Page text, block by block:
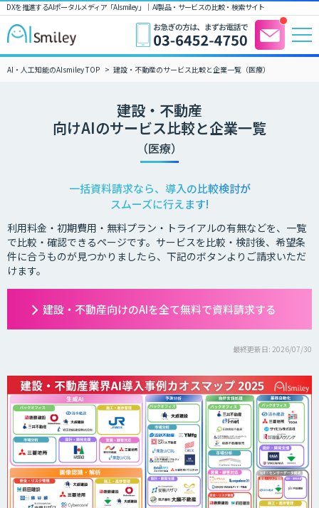
DXを推進するAIポータルメディア「AIsmiley」｜ AI製品・サービスの比較・検索サイト
AI・人工知能のAIsmiley TOP 建設・不動産のサービス比較と企業一覧（医療）
建設・不動産
向けAIのサービス比較と企業一覧
（医療）
一括資料請求なら、導入の比較検討が
スムーズに行えます!
利用料金・初期費用・無料プラン・トライアルの有無などを、一覧
で比較・確認できるページです。サービスを比較・検討後、希望条
件に合うものが見つかりましたら、下記のボタンよりご請求いただ
けます。
建設・不動産向けのAIを全て無料で資料請求する
最終更新日: 2026/07/30